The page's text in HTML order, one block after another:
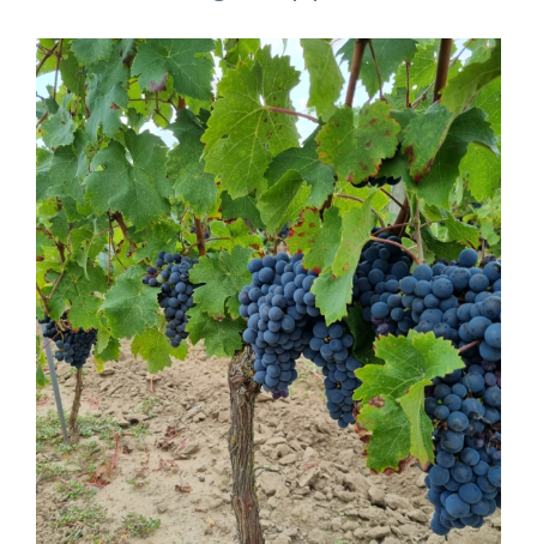
Voir
l'image
agrandie